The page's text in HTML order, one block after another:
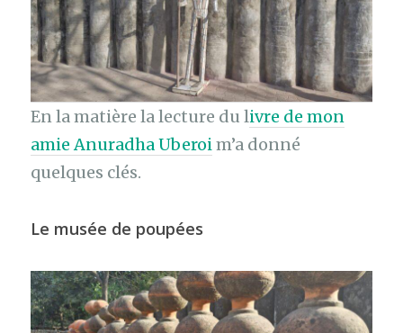
En la matière la lecture du livre de mon
amie Anuradha Uberoim’a donné
quelques clés.
Le musée de poupées